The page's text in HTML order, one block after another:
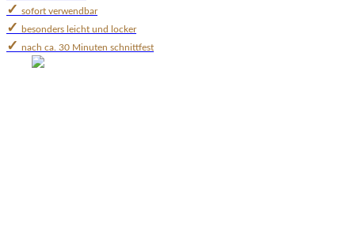
✓ sofort verwendbar
✓ besonders leicht und locker
✓ nach ca. 30 Minuten schnittfest